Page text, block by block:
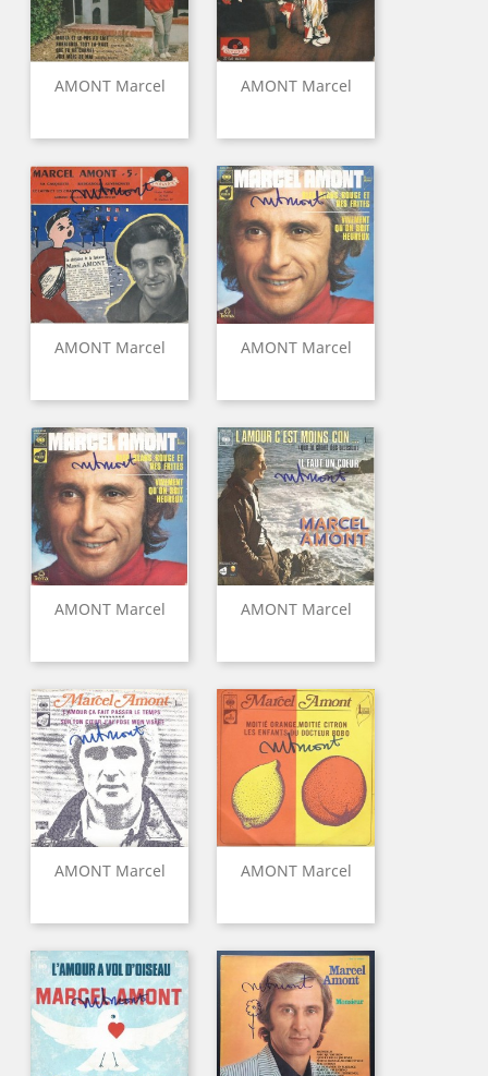
AMONT Marcel AMONT Marcel
AMONT Marcel AMONT Marcel
AMONT Marcel AMONT Marcel
AMONT Marcel AMONT Marcel